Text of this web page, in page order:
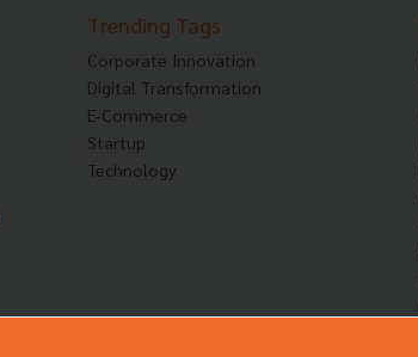
Trending Tags
Corporate Innovation
Digital Transformation
E-Commerce
Startup
Technology